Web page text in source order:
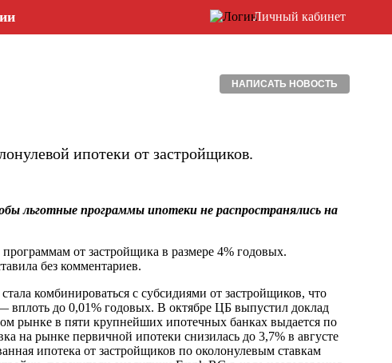
Личный кабинет
НАПИСАТЬ НОВОСТЬ
ипотеки от застройщиков.
льготные программы ипотеки не распространялись на
от застройщика в размере 4% годовых.
без комментариев.
комбинироваться с субсидиями от застройщиков, что
вплоть до 0,01% годовых. В октябре ЦБ выпустил доклад
рынке в пяти крупнейших ипотечных банках выдается по
на рынке первичной ипотеки снизилась до 3,7% в августе
ипотека от застройщиков по околонулевым ставкам